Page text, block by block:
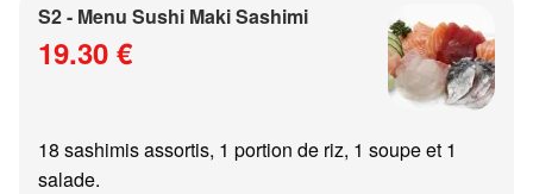
S2 - Menu Sushi Maki Sashimi
19.30 €
18 sashimis assortis, 1 portion de riz, 1 soupe et 1
salade.